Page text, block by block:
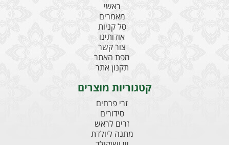
ראשי
מאמרים
סל קניות
אודותינו
צור קשר
מפת האתר
תקנון אתר
קטגוריות מוצרים
זרי פרחים
סידורים
זרים לראש
מתנה ליולדת